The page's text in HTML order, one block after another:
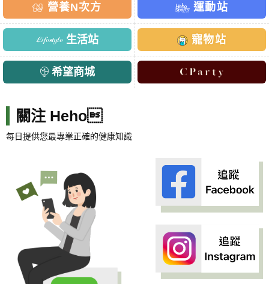
營養N次方 運動站
生活站 寵物站
希望商城
關注 Heho
每日提供您最專業正確的健康知識